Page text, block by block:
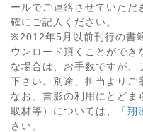
ールでご連絡させていただ
確にご記入ください。
※2012年5月以前刊行の書
ウンロード頂くことができ
な場合は、お手数ですが、
下さい。別途、担当よりご
なお、書影の利用にとどま
取材等）については、
「
さい。